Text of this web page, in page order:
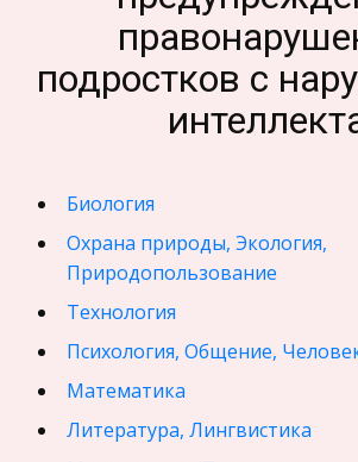
подростков с
Биология
Охрана природы, Экология,
Природопользование
Технология
Психология, Общение,
Математика
Литература, Лингвистика